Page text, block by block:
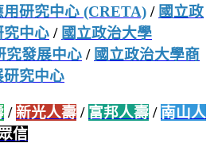
研究中心 (CRETA) / 國立政
究中心 / 國立政治大學
究發展中心 / 國立政治大學商
研究中心
/新光人壽 / 富邦人壽 / 南山人
信